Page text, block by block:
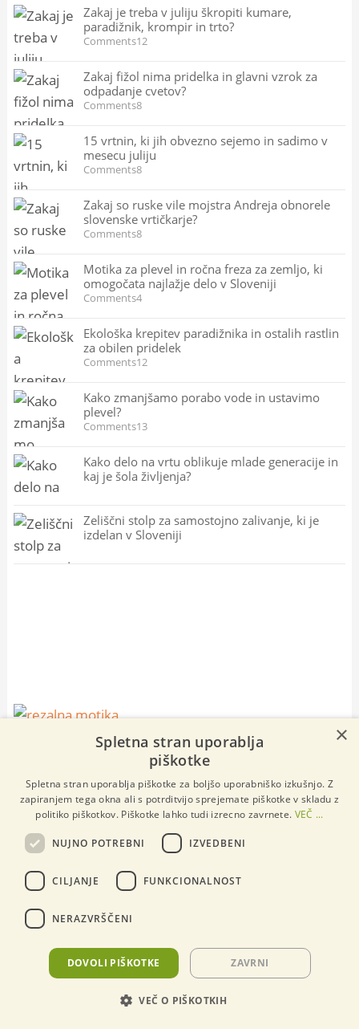
Zakaj je treba v juliju škropiti kumare,
paradižnik, krompir in trto?
Comments12
Zakaj fižol nima pridelka in glavni vzrok za
odpadanje cvetov?
Comments8
15 vrtnin, ki jih obvezno sejemo in sadimo v
mesecu juliju
Comments8
Zakaj so ruske vile mojstra Andreja obnorele
slovenske vrtičkarje?
Comments8
Motika za plevel in ročna freza za zemljo, ki
omogočata najlažje delo v Sloveniji
Comments4
Ekološka krepitev paradižnika in ostalih rastlin
za obilen pridelek
Comments12
Kako zmanjšamo porabo vode in ustavimo
plevel?
Comments13
Kako delo na vrtu oblikuje mlade generacije in
kaj je šola življenja?
Zeliščni stolp za samostojno zalivanje, ki je
izdelan v Sloveniji
⋆⋆⋆ Aktualno v ponudbi ⋆⋆⋆
×
Spletna stran uporablja
piškotke
Spletna stran uporablja piškotke za boljšo uporabniško izkušnjo. Z
zapiranjem tega okna ali s potrditvijo sprejemate piškotke v skladu z
politiko piškotkov. Piškotke lahko tudi izrecno zavrnete. VEČ ...
NUJNO POTREBNI IZVEDBENI
CILJANJE FUNKCIONALNOST
NERAZVRŠČENI
DOVOLI PIŠKOTKE ZAVRNI
VEČ O PIŠKOTKIH